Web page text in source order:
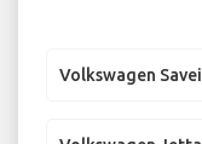
Volkswagen